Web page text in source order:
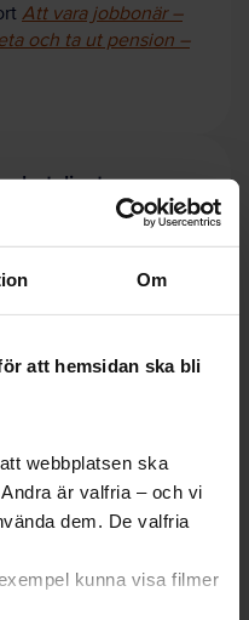
Om
att hemsidan ska bli
webbplatsen ska
är valfria – och vi
dem. De valfria
kunna visa filmer
Att vara jobbonär –
och ta ut pension –
behålla äldre
ochflexibelt
tycks kvarstå som
tillgenerella
individuella
och